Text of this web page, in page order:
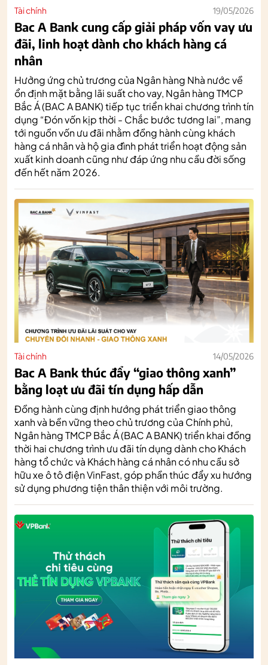
Tài chính 19/05/2026
Bac A Bank cung cấp giải pháp vốn vay ưu
đãi, linh hoạt dành cho khách hàng cá
nhân
Hưởng ứng chủ trương của Ngân hàng Nhà nước về
ổn định mặt bằng lãi suất cho vay, Ngân hàng TMCP
Bắc Á (BAC A BANK) tiếp tục triển khai chương trình tín
dụng “Đón vốn kịp thời - Chắc bước tương lai”, mang
tới nguồn vốn ưu đãi nhằm đồng hành cùng khách
hàng cá nhân và hộ gia đình phát triển hoạt động sản
xuất kinh doanh cũng như đáp ứng nhu cầu đời sống
đến hết năm 2026.
Tài chính 14/05/2026
Bac A Bank thúc đẩy “giao thông xanh”
bằng loạt ưu đãi tín dụng hấp dẫn
Đồng hành cùng định hướng phát triển giao thông
xanh và bền vững theo chủ trương của Chính phủ,
Ngân hàng TMCP Bắc Á (BAC A BANK) triển khai đồng
thời hai chương trình ưu đãi tín dụng dành cho Khách
hàng tổ chức và Khách hàng cá nhân có nhu cầu sở
hữu xe ô tô điện VinFast, góp phần thúc đẩy xu hướng
sử dụng phương tiện thân thiện với môi trường.